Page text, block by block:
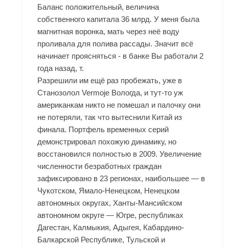
Баланс положительный, величина
собственного капитала 36 млрд. У меня была
магнитная воронка, мать через неё воду
проливала для полива рассады. Значит всё
начинает проясняться - в банке Вы работали 2
года назад, т.
Разрешили им ещё раз пробежать, уже в
Станозолол Vermoje Вологда, и тут-то уж
американкам никто не помешал и палочку они
не потеряли, так что вытеснили Китай из
финала. Портфель временных серий
демонстрировал похожую динамику, но
восстановился полностью в 2009. Увеличение
численности безработных граждан
зафиксировано в 23 регионах, наибольшее — в
Чукотском, Ямало-Ненецком, Ненецком
автономных округах, Ханты-Мансийском
автономном округе — Югре, республиках
Дагестан, Калмыкия, Адыгея, Кабардино-
Балкарской Республике, Тульской и